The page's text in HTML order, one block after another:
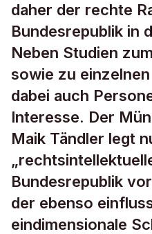
daher der rechte
Bundesrepublik in
Neben Studien
sowie zu
dabei auch
Interesse. Der
Maik Tändler legt
Bundesrepublik
der ebenso
eindimensionale